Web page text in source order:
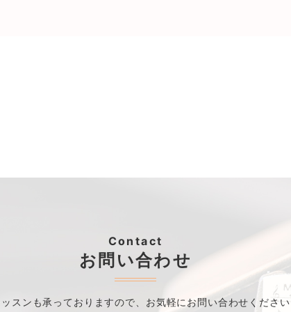
Contact
お問い合わせ
スンも承っておりますので、 お気軽にお問い合わせくださ